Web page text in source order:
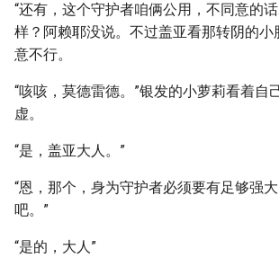
“还有，这个守护者咱俩公用，不同意的话
样？阿赖耶没说。不过盖亚看那转阴的小
意不行。
“咳咳，莫德雷德。”银发的小萝莉看着自
虚。
“是，盖亚大人。”
“恩，那个，身为守护者必须要有足够强
吧。”
“是的，大人”